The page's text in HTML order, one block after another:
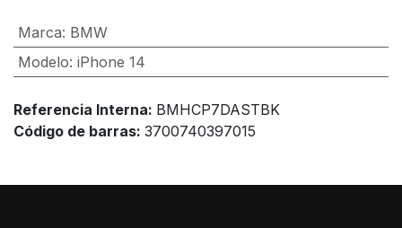
Marca: BMW
Modelo: iPhone 14
Referencia Interna: BMHCP7DASTBK
Código de barras: 3700740397015